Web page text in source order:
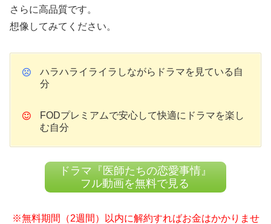
さらに高品質です。
想像してみてください。
ハラハライライラしながらドラマを見ている自
分
FODプレミアムで安心して快適にドラマを楽し
む自分
ドラマ『医師たちの恋愛事情』
フル動画を無料で見る
※無料期間（2週間）以内に解約すればお金はかかりませ